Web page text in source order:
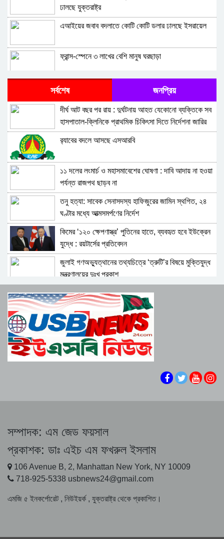
ঢালছে যুক্তরাষ্ট্র
এআইয়ের জবাব বদলাতে কোটি কোটি ডলার ঢালছে ইসরায়েল
ফ্রান্স-স্পেনে ৩ লাখের বেশি মানুষ ঘরছাড়া
ইরানের পাল্টা হামলায় ২০০ জনের বেশি মার্কিন সেনা নিহত : দাবি
মানবাধিকার ইস্যুতে ইইউর অবস্থানকে ‘ভণ্ডামি’ বলল ইরান
বাহরাইন-জর্ডানে মার্কিন ঘাঁটিতে ইরানের ড্রোন হামলা
জাহাজে হামলা করলেই ইরানের একটি সেতু বা বিদ্যুৎকেন্দ্র
ধ্বংস হবে: ট্রাম্প
গাজা পুনরুদ্ধার পরিকল্পনা পরিত্যাগ করেছে ট্রাম্পের বোর্ড অব
পিস
ট্রাম্পের স্বাক্ষর মূল্যহীন, যুক্তরাষ্ট্রকে অবিস্মরণীয় শিক্ষা দেব:
সৌদি আরবে মার্কিন ঘাঁটিতে ইরানের ক্ষেপণাস্ত্র হামলা
বন্দর আব্বাসে নতুন করে মার্কিন হামলা, দাবি সেন্টকমের
সর্বশেষ জনপ্রিয়
দীর্ঘ আট বছর পর রায় : দুর্ঘটনায় আহত যেকোনো ব্যক্তিকে সব
হাসপাতাল-ক্লিনিকে প্রাথমিক চিকিৎসা দিতে নির্দেশনা জারির
নির্দেশ
র‍্যাবের বদলে আসছে এসআরবি
১১ দলের লংমার্চ ও মহাসমাবেশের ঘোষণা : দাবি আদায় না হওয়া
পর্যন্ত রাজপথ ছাড়ব না
তনু হত্যা: সাবেক সেনাসদস্য হাফিজুরের জামিন স্থগিত, ২৪
ঘণ্টার মধ্যে আত্মসমর্পণের নির্দেশ
কিমের ‘১২০ ক্ষেপণাস্ত্র’ পুতিনের হাতে, ব্যবহৃত হবে ইউক্রেন
যুদ্ধে : রয়টার্সের প্রতিবেদন
জুলাই গণঅভ্যুত্থানের তথ্যচিত্রে ‘ত্রুটি’র বিষয়ে মুক্তিযুদ্ধ
মন্ত্রণালয়ের দুঃখ প্রকাশ
প্রস্তাবিত চুক্তিতে হরমুজ প্রণালির ট্রাফিকের নিয়ন্ত্রণ পেতে
পারে ইরান
জাতিসংঘে জুলাই গণঅভ্যুত্থান দিবস পালিত
জুলাই গণঅভ্যুত্থানে হত্যাকাণ্ডের বিচার নিশ্চিতের দাবি
যে ডকুমেন্টারিতে আবু সাঈদ নেই, সেটি কোনো ডকুমেন্টারিই হতে
বয়কট,হট্টগোল, বিদেশী অতিথিদের প্রস্থান সহ যা ঘটেছিলো
জুলাই গণঅভ্যুত্থানের রাষ্ট্রীয় অনুষ্ঠানে প্রদর্শিত ডকুমেন্টারি
নিয়ে যে যা বললেন
দেশের বিভিন্ন শিক্ষাপ্রতিষ্ঠানে সংঘাত ও সহিংসতা,রেহাই
জুলাই পর্যন্ত অতিরিক্ত শুল্কের ১০০ বিলিয়ন ডলার ফেরত
শেখ হাসিনা ইতিহাসের নিকৃষ্টতম ও ঘৃণ্য ফ্যাসিস্ট ছিলেন:
সম্পাদক: এম জেড ফয়সাল
প্রকাশক: ডাঃ এইচ এম ফখরুল ইসলাম
106 Avenue B, 2, Manhattan New York, NY 10009
718-925-5338 usbnews24@gmail.com
এমজি ৫ ইনকর্পোরেট , নিউইয়র্ক , যুক্তরাষ্ট্র থেকে প্রকাশিত।